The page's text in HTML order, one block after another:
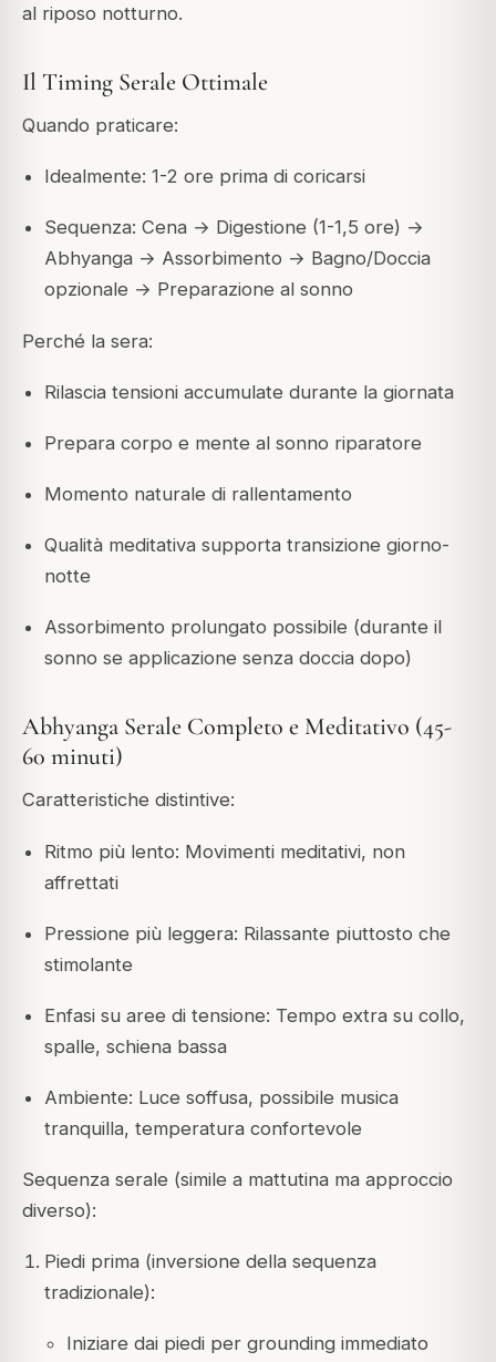
al riposo notturno.
Il Timing Serale Ottimale
Quando praticare:
Idealmente: 1-2 ore prima di coricarsi
Sequenza: Cena → Digestione (1-1,5 ore) →
Abhyanga → Assorbimento → Bagno/Doccia
opzionale → Preparazione al sonno
Perché la sera:
Rilascia tensioni accumulate durante la giornata
Prepara corpo e mente al sonno riparatore
Momento naturale di rallentamento
Qualità meditativa supporta transizione giorno-
notte
Assorbimento prolungato possibile (durante il
sonno se applicazione senza doccia dopo)
Abhyanga Serale Completo e Meditativo (45-
60 minuti)
Caratteristiche distintive:
Ritmo più lento: Movimenti meditativi, non
affrettati
Pressione più leggera: Rilassante piuttosto che
stimolante
Enfasi su aree di tensione: Tempo extra su collo,
spalle, schiena bassa
Ambiente: Luce soffusa, possibile musica
tranquilla, temperatura confortevole
Sequenza serale (simile a mattutina ma approccio
diverso):
Piedi prima (inversione della sequenza
tradizionale):
Iniziare dai piedi per grounding immediato